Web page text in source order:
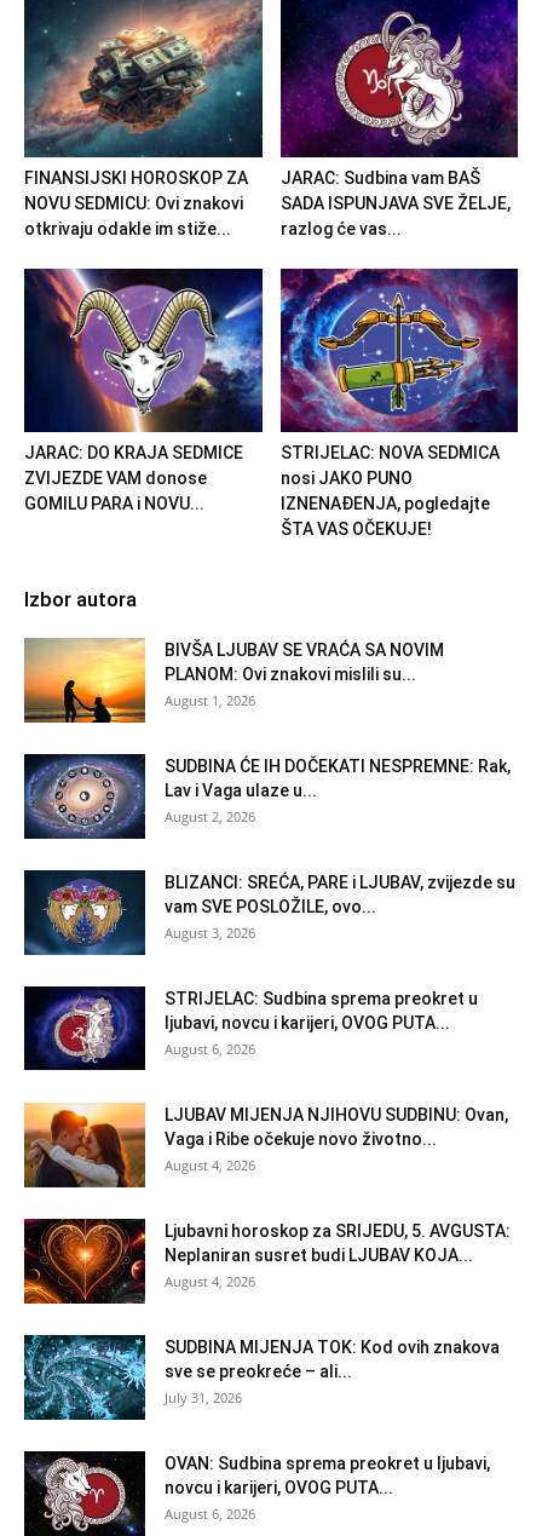
FINANSIJSKI HOROSKOP ZA
NOVU SEDMICU: Ovi znakovi
otkrivaju odakle im stiže...
JARAC: Sudbina vam BAŠ
SADA ISPUNJAVA SVE ŽELJE,
razlog će vas...
JARAC: DO KRAJA SEDMICE
ZVIJEZDE VAM donose
GOMILU PARA i NOVU...
STRIJELAC: NOVA SEDMICA
nosi JAKO PUNO
IZNENAĐENJA, pogledajte
ŠTA VAS OČEKUJE!
Izbor autora
BIVŠA LJUBAV SE VRAĆA SA NOVIM
PLANOM: Ovi znakovi mislili su...
August 1, 2026
SUDBINA ĆE IH DOČEKATI NESPREMNE: Rak,
Lav i Vaga ulaze u...
August 2, 2026
BLIZANCI: SREĆA, PARE i LJUBAV, zvijezde su
vam SVE POSLOŽILE, ovo...
August 3, 2026
STRIJELAC: Sudbina sprema preokret u
ljubavi, novcu i karijeri, OVOG PUTA...
August 6, 2026
LJUBAV MIJENJA NJIHOVU SUDBINU: Ovan,
Vaga i Ribe očekuje novo životno...
August 4, 2026
Ljubavni horoskop za SRIJEDU, 5. AVGUSTA:
Neplaniran susret budi LJUBAV KOJA...
August 4, 2026
SUDBINA MIJENJA TOK: Kod ovih znakova
sve se preokreće – ali...
July 31, 2026
OVAN: Sudbina sprema preokret u ljubavi,
novcu i karijeri, OVOG PUTA...
August 6, 2026